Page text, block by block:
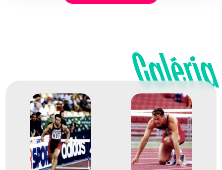
váltó
26
2000
2000. szept.
Ausztrália
Galéria